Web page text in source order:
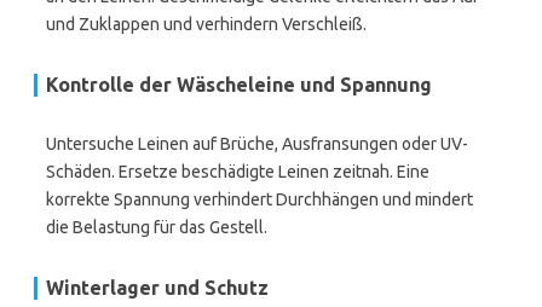
und Zuklappen und verhindern Verschleiß.
Kontrolle der Wäscheleine und Spannung
Untersuche Leinen auf Brüche, Ausfransungen oder UV-
Schäden. Ersetze beschädigte Leinen zeitnah. Eine
korrekte Spannung verhindert Durchhängen und mindert
die Belastung für das Gestell.
Winterlager und Schutz